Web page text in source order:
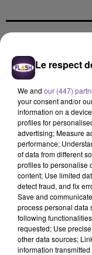
DERNIERS TITRES
LEWIS CAPALDI
Almost
21h20
21h20
Le respect
We and our (447)
your consent and/or
information on a
profiles for
advertising; Measure
performance;
of data from different
profiles to personalise
content; Use limited
detect fraud, and fix
Save and
process personal data
following
requested; Use
other data sources;
information